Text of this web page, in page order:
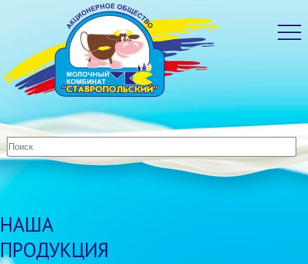
НАША
ПРОДУКЦИЯ